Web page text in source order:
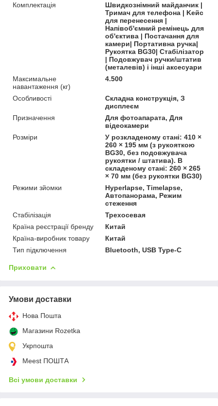
Комплектація
Швидкознімний майданчик |
Тримач для телефона | Kейс
для перенесення |
Напівоб'ємний ремінець для
об'єктива | Постачання для
камери| Портативна ручка|
Рукоятка BG30| Стабілізатор
| Подовжувач ручки/штатив
(металевів) і інші аксесуари
Максимальне
навантаження (кг)
4.500
Особливості
Складна конструкція, З
дисплеєм
Призначення
Для фотоапарата, Для
відеокамери
Розміри
У розкладеному стані: 410 ×
260 × 195 мм (з рукояткою
BG30, без подовжувача
рукоятки / штатива). В
складеному стані: 260 × 265
× 70 мм (без рукоятки BG30)
Режими зйомки
Hyperlapse, Timelapse,
Автопанорама, Режим
стеження
Стабілізація
Трехосевая
Країна реєстрації бренду
Китай
Країна-виробник товару
Китай
Тип підключення
Bluetooth, USB Type-C
Приховати
Умови доставки
Нова Пошта
Магазини Rozetka
Укрпошта
Meest ПОШТА
Всі умови доставки